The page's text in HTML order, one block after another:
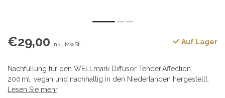
€29,00 Inkl. MwSt. Auf Lager
Nachfüllung für den WELLmark Diffusor Tender Affection.
200 ml, vegan und nachhaltig in den Niederlanden hergestellt.
Lesen Sie mehr.